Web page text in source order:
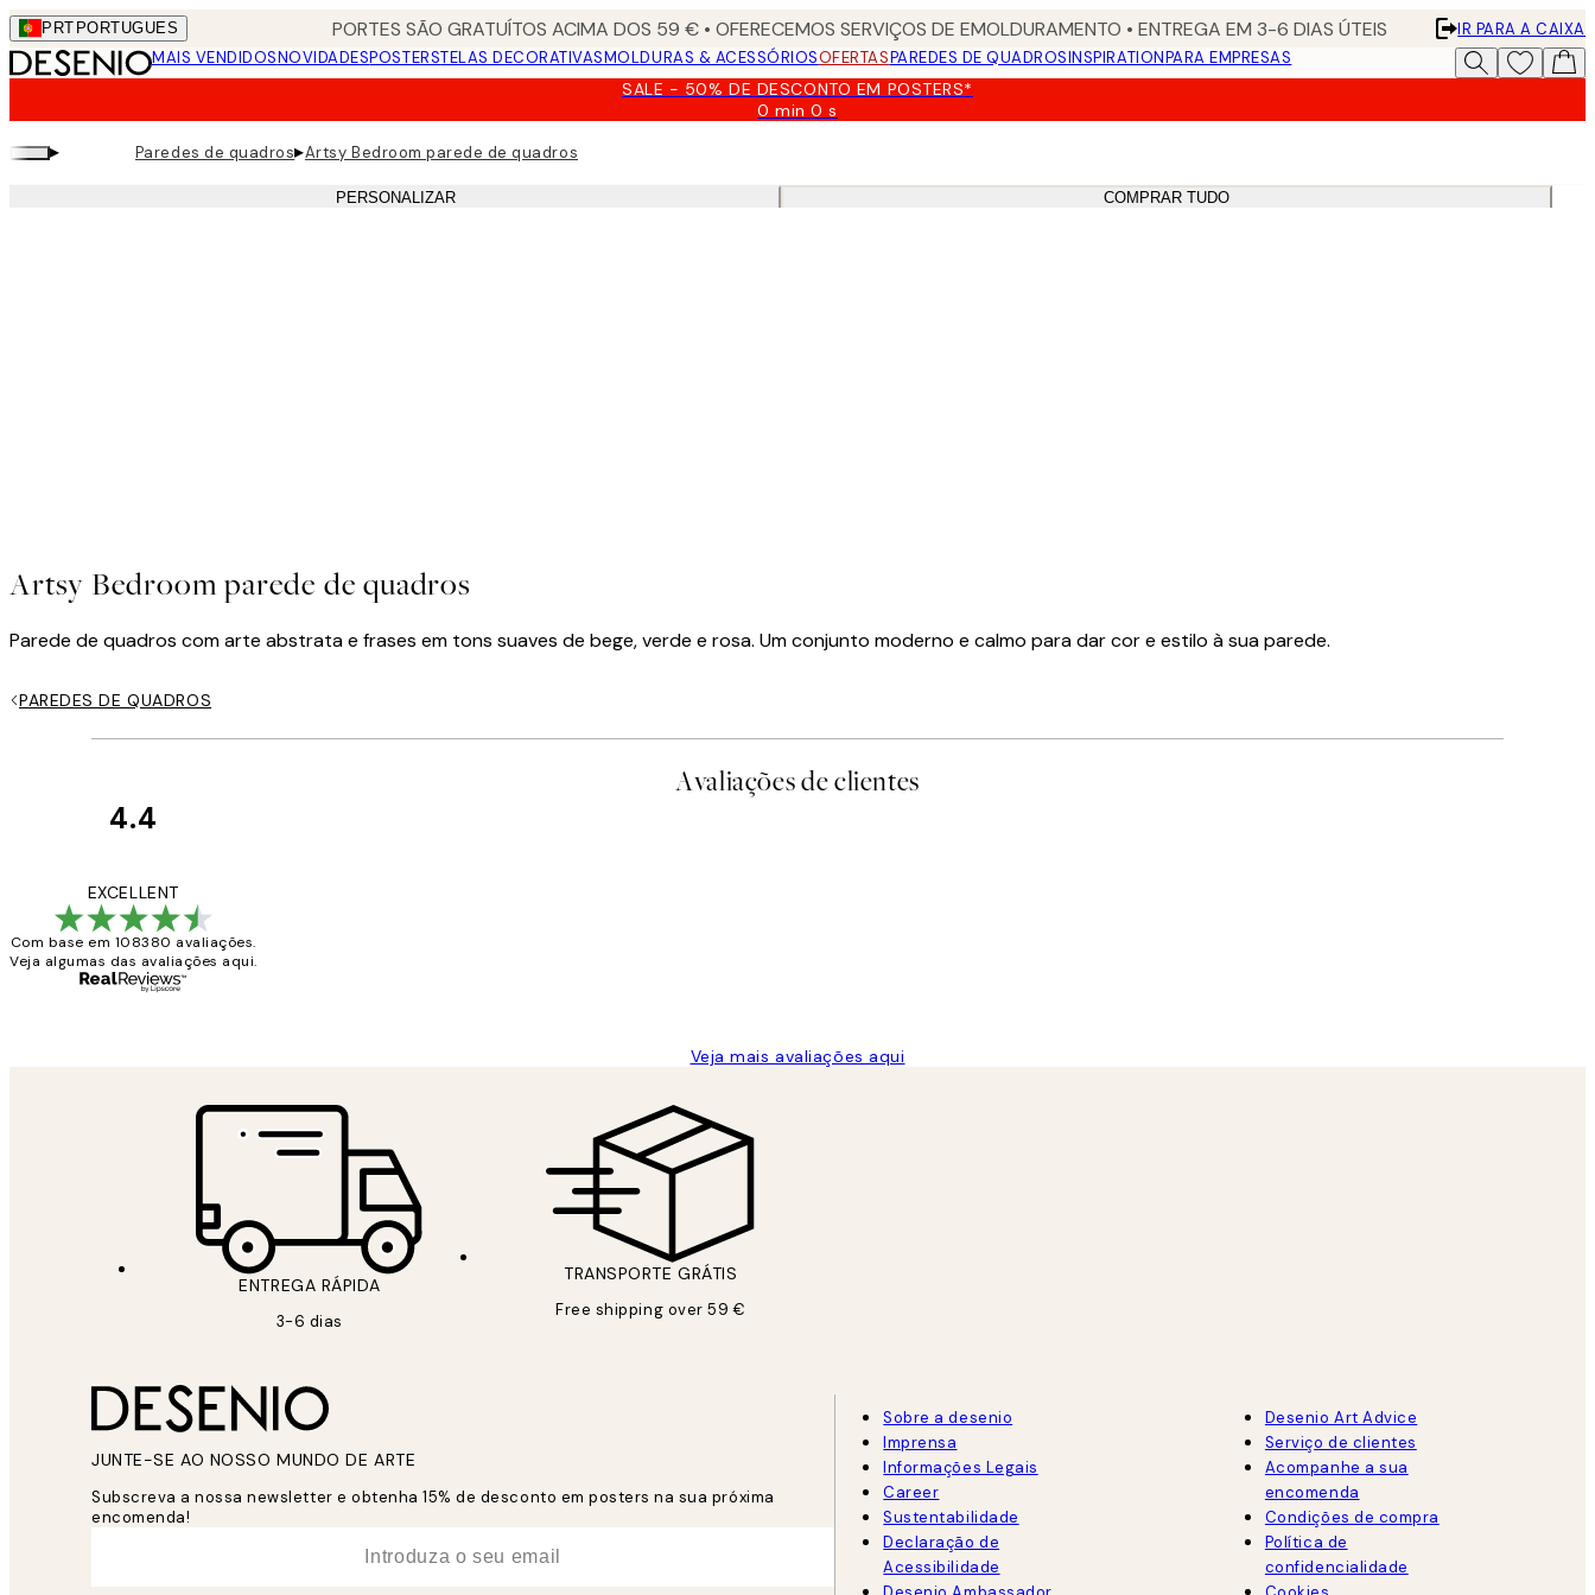
Skip
to
main
PRT PORTUGUES PORTES SÃO GRATUÍTOS ACIMA DOS 59 € • OFERECEMOS SERVIÇOS DE EMOLDURAMENTO • ENTREGA EM 3-6 DIAS ÚTEIS
IR PARA A CAIXA
MAIS VENDIDOSNOVIDADESPOSTERSTELAS DECORATIVASMOLDURAS & ACESSÓRIOSOFERTASPAREDES DE QUADROSINSPIRATIONPARA EMPRESAS
SALE - 50% DE DESCONTO EM POSTERS*
0 min0 s
Válido
08-
▸ Paredes de quadros▸Artsy Bedroom parede de quadros
PERSONALIZAR COMPRAR TUDO
Artsy Bedroom parede de quadros
Parede de quadros com arte abstrata e frases em tons suaves de bege, verde e rosa. Um conjunto moderno e calmo para dar cor e estilo à sua parede.
PAREDES DE QUADROS
Avaliações de clientes
4.4
EXCELLENT
Com base em 108380 avaliações.
Veja algumas das avaliações aqui.
Veja mais avaliações aqui
ENTREGA RÁPIDA
3-6 dias
TRANSPORTE GRÁTIS
Free shipping over 59 €
JUNTE-SE AO NOSSO MUNDO DE ARTE
Subscreva a nossa newsletter e obtenha 15% de desconto em posters na sua próxima
encomenda!
Sobre a desenio
Imprensa
Informações Legais
Career
Sustentabilidade
Declaração de
Acessibilidade
Desenio Art Advice
Serviço de clientes
Acompanhe a sua
encomenda
Condições de compra
Política de
confidencialidade